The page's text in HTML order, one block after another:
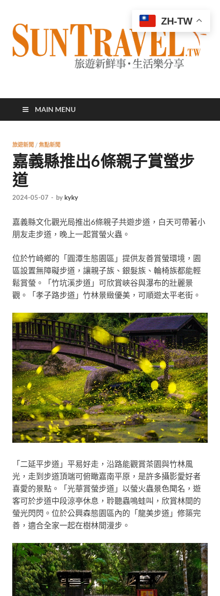
太陽網
MAIN MENU
旅遊新聞 / 焦點新聞
嘉義縣推出6條親子賞螢步
道
2024-05-07 - bykyky
嘉義縣文化觀光局推出6條親子共遊步道，白天可帶著小
朋友走步道，晚上一起賞螢火蟲。
位於竹崎鄉的「圓潭生態園區」提供友善賞螢環境，園
區設置無障礙步道，讓親子族、銀髮族、輪椅族都能輕
鬆賞螢。「竹坑溪步道」可欣賞峽谷與瀑布的壯麗景
觀。「孝子路步道」竹林景緻優美，可順遊太平老街。
「二延平步道」平易好走，沿路能觀賞茶園與竹林風
光，走到步道頂端可俯瞰嘉南平原，是許多攝影愛好者
喜愛的景點。「光華賞螢步道」以螢火蟲景色聞名，遊
客可於步道中段涼亭休息，聆聽蟲鳴蛙叫，欣賞林間的
螢光閃閃。位於公興森態園區內的「龍美步道」修築完
善，適合全家一起在樹林間漫步。
ZH-TW